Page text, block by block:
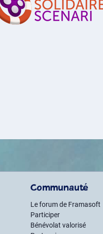
Communauté
Le forum de Framasoft
Participer
Bénévolat valorisé